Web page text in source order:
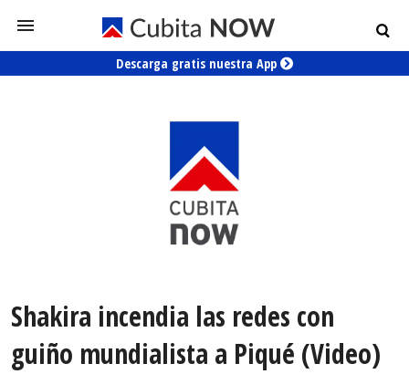
Descarga gratis nuestra App
Shakira incendia las redes con
guiño mundialista a Piqué (Video)